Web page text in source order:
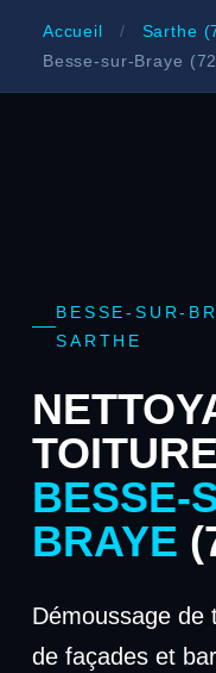
Accueil / Sarthe
Besse-sur-Braye
BESSE-SUR-
SARTHE
BESSE-
BRAYE
Démoussage de
de façades et